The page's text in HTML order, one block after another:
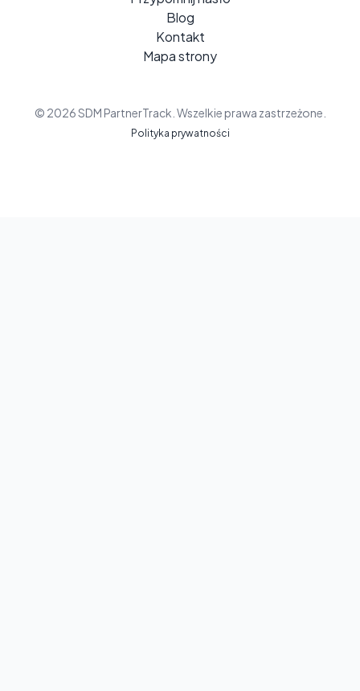
Blog
Kontakt
Mapa strony
© 2026 SDM PartnerTrack. Wszelkie prawa zastrzeżone.
Polityka prywatności